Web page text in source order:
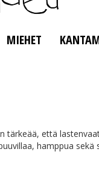
MIEHET
tärkeää, että
hamppua